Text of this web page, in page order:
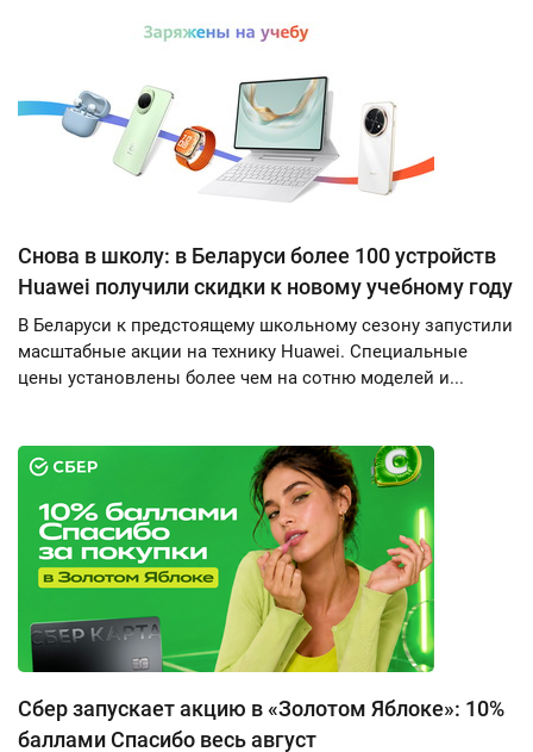
Снова в школу: в Беларуси более 100 устройств
Huawei получили скидки к новому учебному году
В Беларуси к предстоящему школьному сезону запустили
масштабные акции на технику Huawei. Специальные
цены установлены более чем на сотню моделей и...
Сбер запускает акцию в «Золотом Яблоке»: 10%
баллами Спасибо весь август